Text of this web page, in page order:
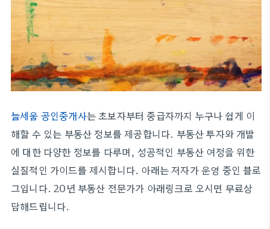
늘세움 공인중개사는 초보자부터 중급자까지 누구나 쉽게 이
해할 수 있는 부동산 정보를 제공합니다. 부동산 투자와 개발
에 대한 다양한 정보를 다루며, 성공적인 부동산 여정을 위한
실질적인 가이드를 제시합니다. 아래는 저자가 운영 중인 블로
그입니다. 20년 부동산 전문가가 아래링크로 오시면 무료상
담해드립니다.